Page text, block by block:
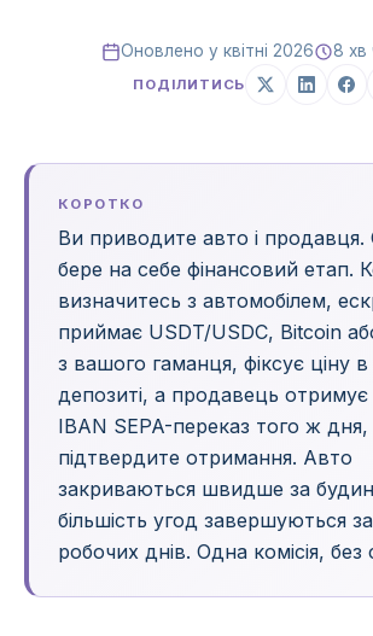
Оновлено у квітні 2026 8 хв
ПОДІЛИТИСЬ
КОРОТКО
Ви приводите авто і продавця.
бере на себе фінансовий етап.
визначитесь з автомобілем,
приймає USDT/USDC, Bitcoin
з вашого гаманця, фіксує ціну
депозиті, а продавець отримує
IBAN SEPA-переказ того ж
підтвердите отримання. Авто
закриваються швидше за
більшість угод завершуються
робочих днів. Одна комісія, без